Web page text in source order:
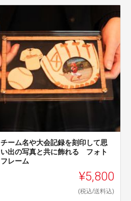
チーム名や大会記録を刻印して思
い出の写真と共に飾れる フォト
フレーム
¥5,800
(税込/送料込)